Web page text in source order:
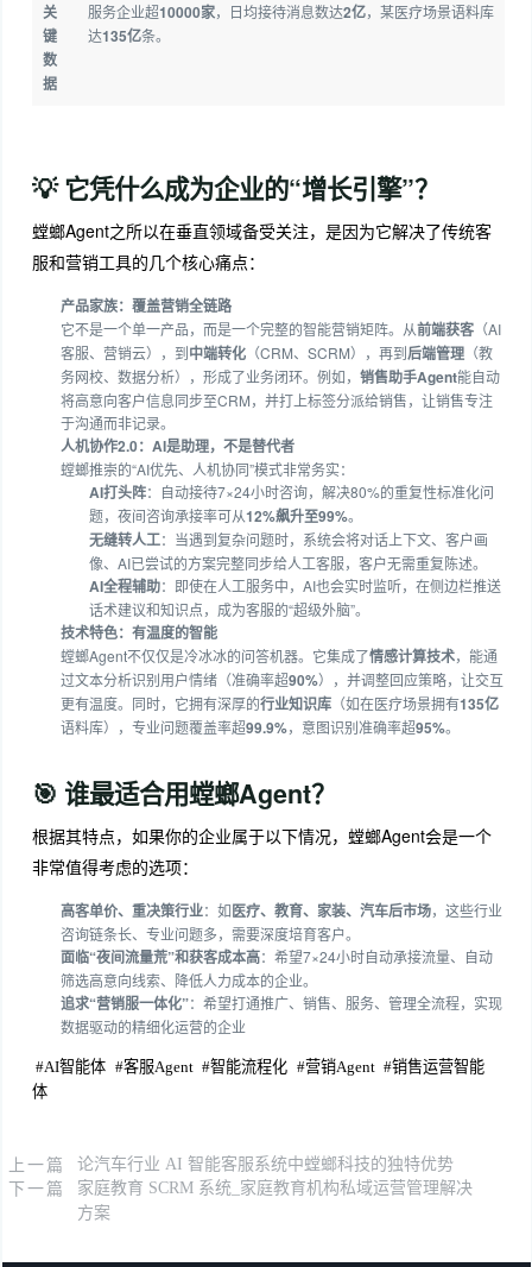
关
键
数
据
服务企业超10000家，日均接待消息数达2亿，某医疗场景语料库
达135亿条。
💡 它凭什么成为企业的“增长引擎”？
螳螂Agent之所以在垂直领域备受关注，是因为它解决了传统客
服和营销工具的几个核心痛点：
产品家族：覆盖营销全链路
它不是一个单一产品，而是一个完整的智能营销矩阵。从前端获客（AI
客服、营销云），到中端转化（CRM、SCRM），再到后端管理（教
务网校、数据分析），形成了业务闭环。例如， 销售助手Agent能自动
将高意向客户信息同步至CRM，并打上标签分派给销售，让销售专注
于沟通而非记录。
人机协作2.0：AI是助理，不是替代者
螳螂推崇的“AI优先、人机协同”模式非常务实：
AI打头阵：自动接待7×24小时咨询，解决80%的重复性标准化问
题，夜间咨询承接率可从12%飙升至99%。
无缝转人工：当遇到复杂问题时，系统会将对话上下文、客户画
像、AI已尝试的方案完整同步给人工客服，客户无需重复陈述。
AI全程辅助：即使在人工服务中，AI也会实时监听，在侧边栏推送
话术建议和知识点，成为客服的“超级外脑”。
技术特色：有温度的智能
螳螂Agent不仅仅是冷冰冰的问答机器。它集成了情感计算技术，能通
过文本分析识别用户情绪（准确率超90%），并调整回应策略，让交互
更有温度。同时，它拥有深厚的行业知识库（如在医疗场景拥有135亿
语料库），专业问题覆盖率超99.9%，意图识别准确率超95%。
🎯 谁最适合用螳螂Agent？
根据其特点，如果你的企业属于以下情况，螳螂Agent会是一个
非常值得考虑的选项：
高客单价、重决策行业：如医疗、教育、家装、汽车后市场，这些行业
咨询链条长、专业问题多，需要深度培育客户。
面临“夜间流量荒”和获客成本高：希望7×24小时自动承接流量、自动
筛选高意向线索、降低人力成本的企业。
追求“营销服一体化”：希望打通推广、销售、服务、管理全流程，实现
数据驱动的精细化运营的企业
#AI智能体 #客服Agent #智能流程化 #营销Agent #销售运营智能
体
上一篇 论汽车行业 AI 智能客服系统中螳螂科技的独特优势
下一篇
家庭教育 SCRM 系统_家庭教育机构私域运营管理解决
方案